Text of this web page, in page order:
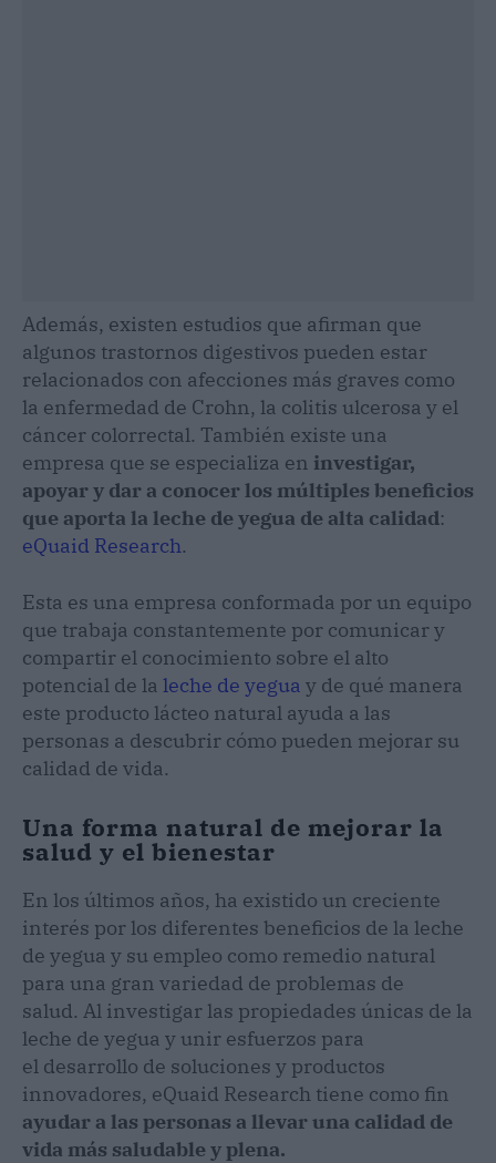
Además, existen estudios que afirman que
algunos trastornos digestivos pueden estar
relacionados con afecciones más graves como
la enfermedad de Crohn, la colitis ulcerosa y el
cáncer colorrectal. También existe una
empresa que se especializa en investigar,
apoyar y dar a conocer los múltiples beneficios
que aporta la leche de yegua de alta calidad:
eQuaid Research.
Esta es una empresa conformada por un equipo
que trabaja constantemente por comunicar y
compartir el conocimiento sobre el alto
potencial de la leche de yegua y de qué manera
este producto lácteo natural ayuda a las
personas a descubrir cómo pueden mejorar su
calidad de vida.
Una forma natural de mejorar la
salud y el bienestar
En los últimos años, ha existido un creciente
interés por los diferentes beneficios de la leche
de yegua y su empleo como remedio natural
para una gran variedad de problemas de
salud. Al investigar las propiedades únicas de la
leche de yegua y unir esfuerzos para
el desarrollo de soluciones y productos
innovadores, eQuaid Research tiene como fin
ayudar a las personas a llevar una calidad de
vida más saludable y plena.